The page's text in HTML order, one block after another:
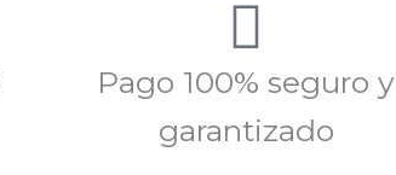
Pago 100% seguro y
garantizado